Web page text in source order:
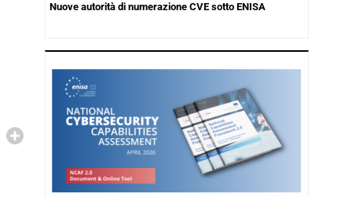
Nuove autorità di numerazione CVE sotto ENISA